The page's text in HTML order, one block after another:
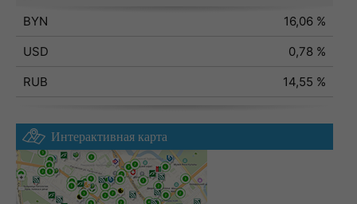
BYN
16,06 %
USD
0,78 %
RUB
14,55 %
Интерактивная карта